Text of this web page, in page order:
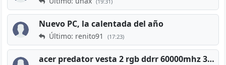
Nuevo PC, la calentada del año
Último: renito91 (17:23)
acer predator vesta 2 rgb ddrr 60000mhz 32gb x2 16gb